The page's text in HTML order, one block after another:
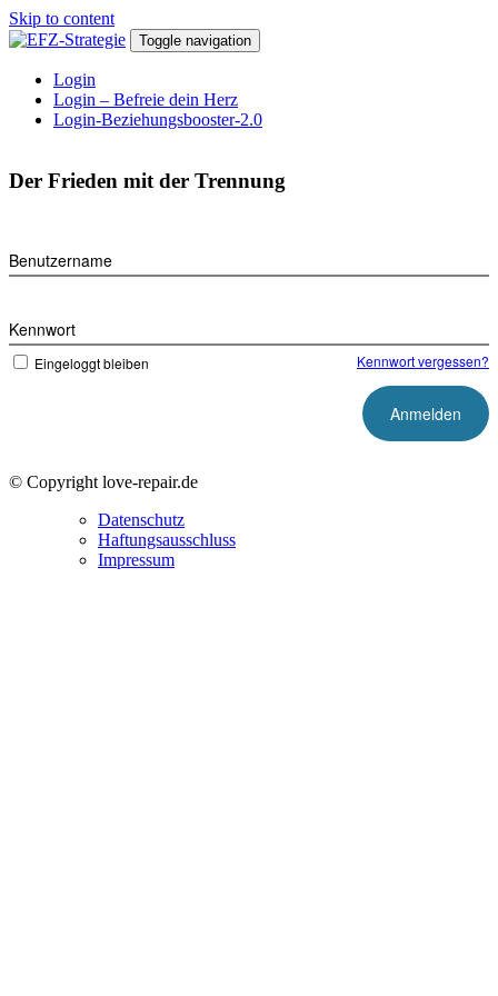
Skip to content
Toggle navigation
Login
Login – Befreie dein Herz
Login-Beziehungsbooster-2.0
Der Frieden mit der Trennung
Benutzername
Kennwort
Eingeloggt bleiben Kennwort vergessen?
© Copyright love-repair.de
Datenschutz
Haftungsausschluss
Impressum